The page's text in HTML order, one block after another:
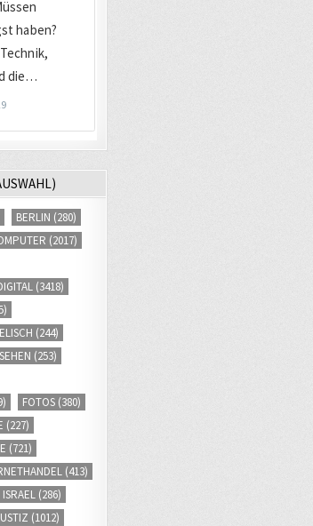
BERLIN (280)
(2017)
(3418)
(244)
(253)
FOTOS (380)
(227)
(721)
(413)
ISRAEL (286)
(1012)